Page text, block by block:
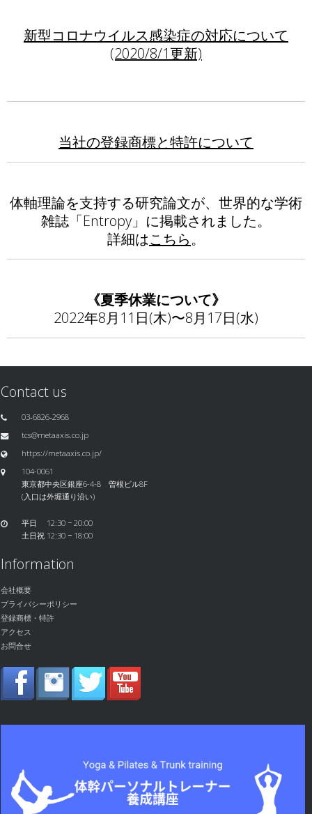
新型コロナウイルス感染症の対応について
(2020/8/1更新)
当社の登録商標と特許について
体軸理論を支持する研究論文が、世界的な学術
雑誌「Entropy」に掲載されました。
詳細はこちら。
《夏季休業について》
2022年8月11日(木)〜8月17日(水)
Contact us
03‐6826‐2968
tcs@metaaxis.co.jp
https://metaaxis.co.jp/
104-0061
東京都中央区銀座6-4-8 曽根ビル8F
(入口は外堀通り沿い)
平日 12:30 − 20:00
土日祝 12:30 − 18:00
Information
会社概要
プライバシーポリシー
登録商標・特許
アクセス
お問合せ